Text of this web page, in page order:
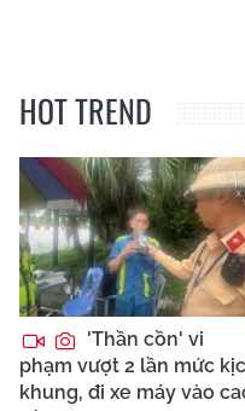
HOT TREND
'Thần cồn' vi
phạm vượt 2 lần mức
khung, đi xe máy vào